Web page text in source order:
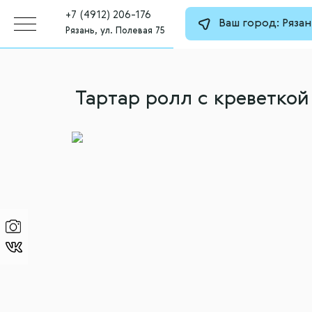
+7 (4912) 206-176
Рязань, ул. Полевая 75
Ваш город:
Тартар ролл с креветкой